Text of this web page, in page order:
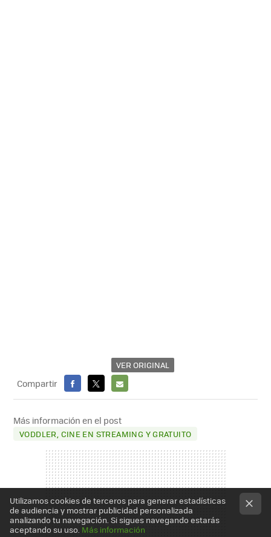
VER ORIGINAL
Compartir
FACEBOOK
X
E-
MAIL
Más información en el post
VODDLER, CINE EN STREAMING Y GRATUITO
Utilizamos cookies de terceros para generar estadísticas
de audiencia y mostrar publicidad personalizada
analizando tu navegación. Si sigues navegando estarás
aceptando su uso. Más información